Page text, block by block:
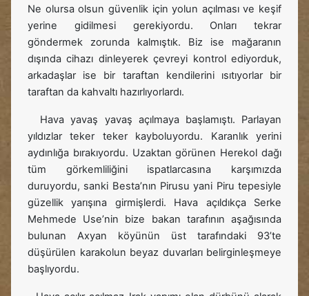
Ne olursa olsun güvenlik için yolun açılması ve keşif
yerine gidilmesi gerekiyordu. Onları tekrar
göndermek zorunda kalmıştık. Biz ise mağaranın
dışında cihazı dinleyerek çevreyi kontrol ediyorduk,
arkadaşlar ise bir taraftan kendilerini ısıtıyorlar bir
taraftan da kahvaltı hazırlıyorlardı.
Hava yavaş yavaş açılmaya başlamıştı. Parlayan
yıldızlar teker teker kayboluyordu. Karanlık yerini
aydınlığa bırakıyordu. Uzaktan görünen Herekol dağı
tüm görkemliliğini ispatlarcasına karşımızda
duruyordu, sanki Besta’nın Pirusu yani Piru tepesiyle
güzellik yarışına girmişlerdi. Hava açıldıkça Serke
Mehmede Use’nin bize bakan tarafının aşağısında
bulunan Axyan köyünün üst tarafındaki 93’te
düşürülen karakolun beyaz duvarları belirginleşmeye
başlıyordu.